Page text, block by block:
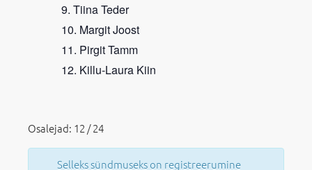
Tiina Teder
Margit Joost
Pirgit Tamm
Killu-Laura Kiin
Osalejad: 12 / 24
Selleks sündmuseks on registreerumine